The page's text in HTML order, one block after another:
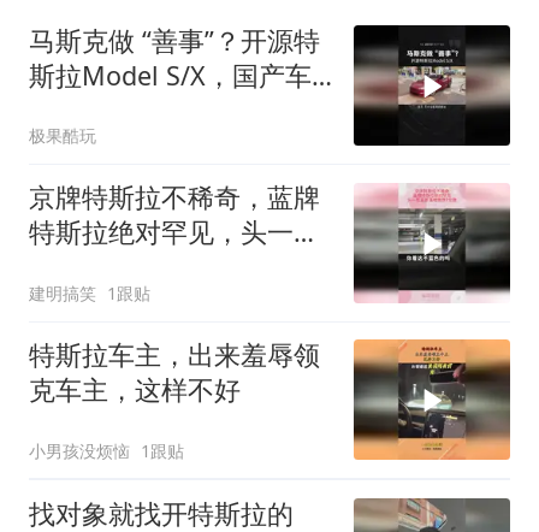
马斯克做 “善事”？开源特
斯拉Model S/X，国产车
极果酷玩
京牌特斯拉不稀奇，蓝牌
特斯拉绝对罕见，头一茬
建明搞笑 1跟贴
特斯拉车主，出来羞辱领
克车主，这样不好
小男孩没烦恼 1跟贴
找对象就找开特斯拉的